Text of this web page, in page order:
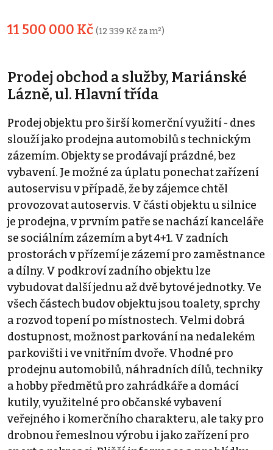
11 500 000 Kč (12 339 Kč za m²)
Prodej obchod a služby, Mariánské
Lázně, ul. Hlavní třída
Prodej objektu pro širší komerční využití - dnes
slouží jako prodejna automobilů s technickým
zázemím. Objekty se prodávají prázdné, bez
vybavení. Je možné za úplatu ponechat zařízení
autoservisu v případě, že by zájemce chtěl
provozovat autoservis. V části objektu u silnice
je prodejna, v prvním patře se nachází kanceláře
se sociálním zázemím a byt 4+1. V zadních
prostorách v přízemí je zázemí pro zaměstnance
a dílny. V podkroví zadního objektu lze
vybudovat další jednu až dvě bytové jednotky. Ve
všech částech budov objektu jsou toalety, sprchy
a rozvod topení po místnostech. Velmi dobrá
dostupnost, možnost parkování na nedalekém
parkovišti i ve vnitřním dvoře. Vhodné pro
prodejnu automobilů, náhradních dílů, techniky
a hobby předmětů pro zahrádkáře a domácí
kutily, využitelné pro občanské vybavení
veřejného i komerčního charakteru, ale taky pro
drobnou řemeslnou výrobu i jako zařízení pro